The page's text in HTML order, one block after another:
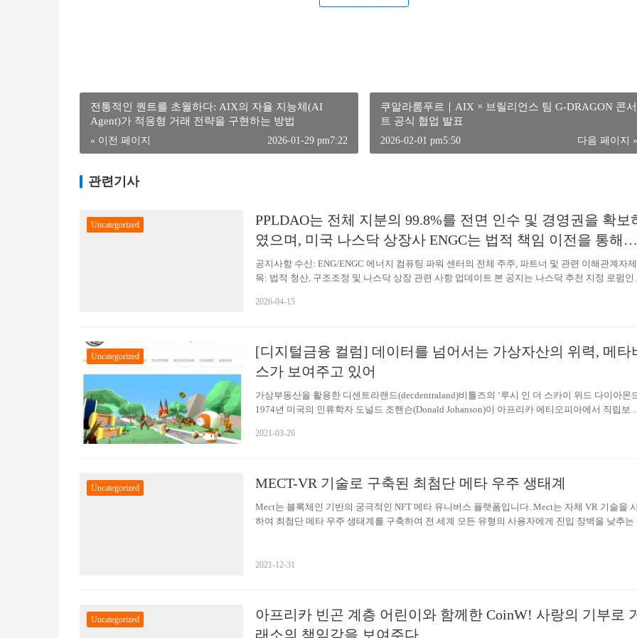
전통적인 퀀트를 초월하다: AIX의 자율 지능체(AI
Agent)가 적응형 거래 전략을 구현하는 방법
« 이전 페이지 2026-01-29 pm7:22
쿠알라룸푸르｜AIX × 브릴리언스 팀 G-DRAGON 콘서
트 공식 협업 발표
다음 페이지 »
2026-02-01 pm5:50
관련기사
Uncategorized
PPLDAO는 전체 지분의 99.8%를 전면 인수 및 경영권을 확보
였으며, 미국 나스닥 상장사 ENGC는 법적 책임 이전을 통해
PPLDAO HOLDING GROUP LIMITED로 이전되었습니다.
공지사항 수신: ENG/ENGC 에너지 컴퓨팅 파워 센터의 전체 주주, 파트너 및 관련 이해관계자제
목: 법적 청산, 구조조정 및 나스닥 상장 관련 사항 업데이트 본 공지는 나스닥 추천 지정 로펌인
센터(이하 “ENG” 또는 “ENGC”)의 법적 청산 및 이후 구조조정과 관련하여 공식 발표하는 내용
이 기간 동안 권리자가 이의를 제기하거나 권리를 주장하거나 법적 소송을 제기하지 않을 경우,
산 절차는 법에 따라 진행 및 완료됩니다. 자산 및 지분 이전 청산 절차가 법적으로…
2026-04-15
Uncategorized
[디지털금융 컬럼] 데이터를 넘어서는 가상자산의 위력, 메타
스가 보여주고 있어
가상부동산을 활용한 디센트라랜드(decdentraland)비틀즈의 ‘루시 인 더 스카이 위드 다이아몬
1974년 미국의 인류학자 도널드 조핸슨(Donald Johanson)이 아프리카 에티오피아에서 직립보
는 비틀즈의 노래가 흘러나왔고 이 화석에는 ‘루시’라는 이름이 붙게 되었다. 이후 이들은 기후
만들어내고 가치를 생성해냈다. 이제 인류는 앨런 머스크가 보여주고 있는 우주의 시대에도 도
2021-03-26
Uncategorized MECT-VR 기술로 구축된 최첨단 메타 우주 생태계
Mect는 블록체인 기반의 궁극적인 NFT 메타 유니버스 플랫폼입니다. Mect는 자체 VR 기술을
하여 최첨단 메타 우주 생태계를 구축하여 전 세계 모든 유형의 사용자에게 진입 장벽을 낮추는
에 따라 개인화된 가상 공간을 만들 수 있는 기능입니다. 03 생태계 확장: NFT 시장 NFT 시장은
2021-12-31
Uncategorized
아프리카 빈곤 계층 어린이와 함께한 CoinW! 사랑의 기부로
래소의 책임감을 보여주다_